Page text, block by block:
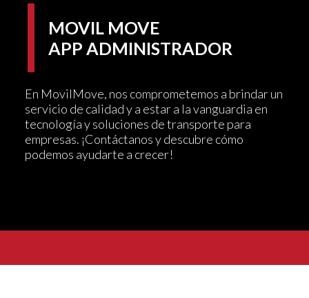
MOVIL MOVE
APP ADMINISTRADOR
En MovilMove, nos comprometemos a brindar un
servicio de calidad y a estar a la vanguardia en
tecnología y soluciones de transporte para
empresas. ¡Contáctanos y descubre cómo
podemos ayudarte a crecer!